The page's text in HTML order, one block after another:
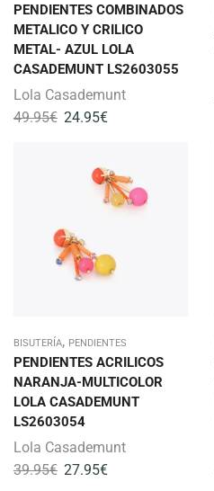
PENDIENTES COMBINADOS
METALICO Y CRILICO
METAL- AZUL LOLA
CASADEMUNT LS2603055
Lola Casademunt
49.95€ 24.95€
BISUTERÍA, PENDIENTES
PENDIENTES ACRILICOS
NARANJA-MULTICOLOR
LOLA CASADEMUNT
LS2603054
Lola Casademunt
39.95€ 27.95€